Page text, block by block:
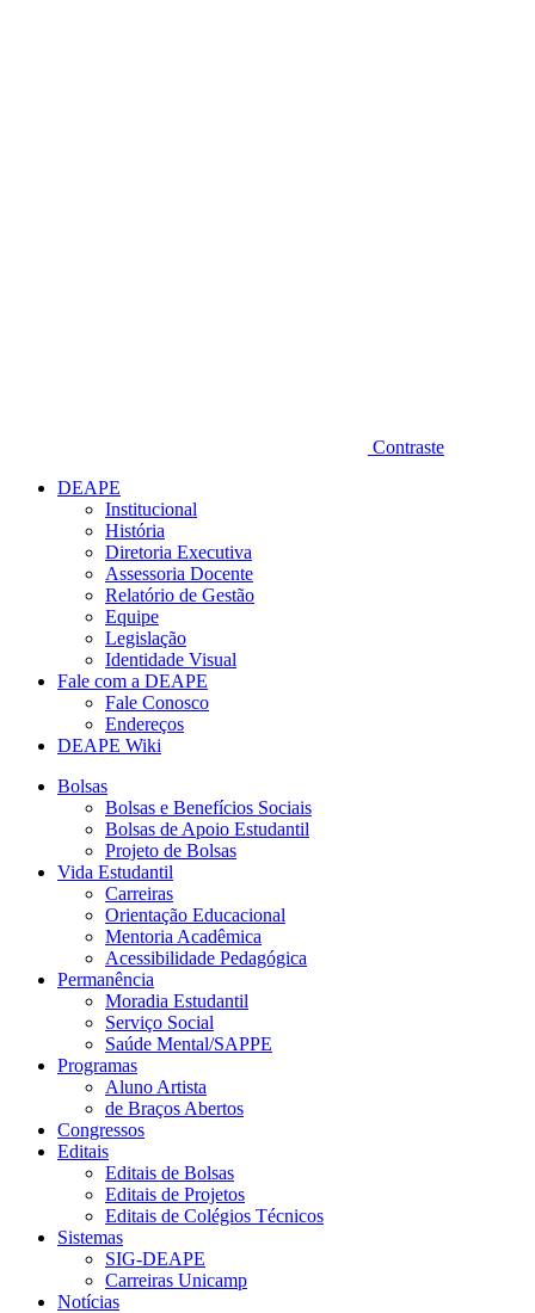
Contraste
DEAPE
Institucional
História
Diretoria Executiva
Assessoria Docente
Relatório de Gestão
Equipe
Legislação
Identidade Visual
Fale com a DEAPE
Fale Conosco
Endereços
DEAPE Wiki
Bolsas
Bolsas e Benefícios Sociais
Bolsas de Apoio Estudantil
Projeto de Bolsas
Vida Estudantil
Carreiras
Orientação Educacional
Mentoria Acadêmica
Acessibilidade Pedagógica
Permanência
Moradia Estudantil
Serviço Social
Saúde Mental/SAPPE
Programas
Aluno Artista
de Braços Abertos
Congressos
Editais
Editais de Bolsas
Editais de Projetos
Editais de Colégios Técnicos
Sistemas
SIG-DEAPE
Carreiras Unicamp
Notícias